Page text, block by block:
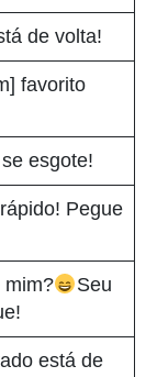
de volta!
favorito
esgote!
Pegue
mim?
Seu
está de